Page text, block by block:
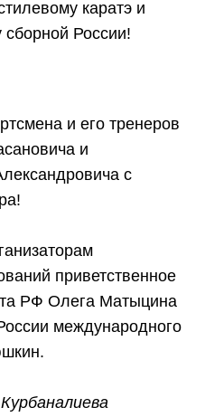
каратэ и
сборной России!
и его тренеров
и
с
приветственное
РФ Олега Матыцина
международного